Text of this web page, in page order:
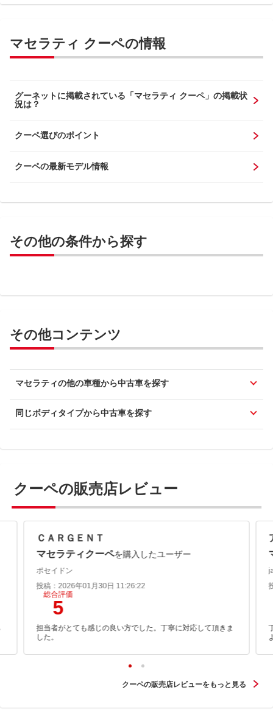
マセラティ クーペの情報
グーネットに掲載されている「マセラティ クーペ」の掲載状
況は？
クーペ選びのポイント
クーペの最新モデル情報
その他の条件から探す
その他コンテンツ
マセラティの他の車種から中古車を探す
同じボディタイプから中古車を探す
クーペの販売店レビュー
ＣＡＲＧＥＮＴ
マセラティクーペを購入したユーザー
ポセイドン
投稿：2026年01月30日 11:26:22
総合評価
5
担当者がとても感じの良い方でした。丁寧に対応して頂きま
した。
クーペの販売店レビューをもっと見る